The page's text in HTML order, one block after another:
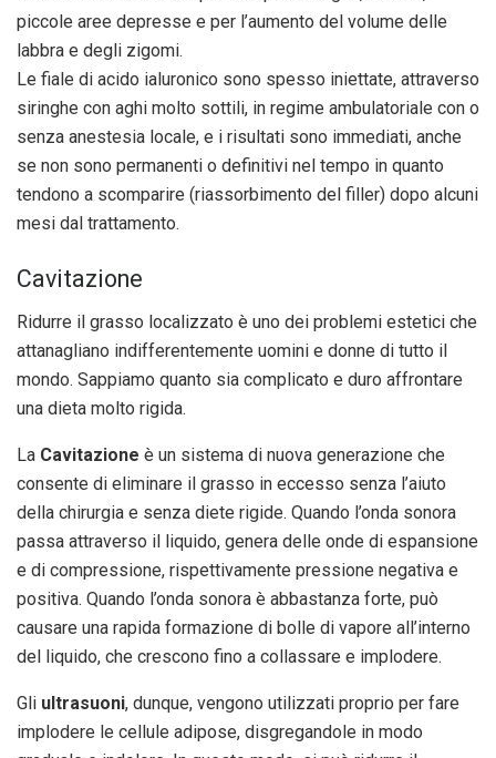
piccole aree depresse e per l’aumento del volume delle
labbra e degli zigomi.
Le fiale di acido ialuronico sono spesso iniettate, attraverso
siringhe con aghi molto sottili, in regime ambulatoriale con o
senza anestesia locale, e i risultati sono immediati, anche
se non sono permanenti o definitivi nel tempo in quanto
tendono a scomparire (riassorbimento del filler) dopo alcuni
mesi dal trattamento.
Cavitazione
Ridurre il grasso localizzato è uno dei problemi estetici che
attanagliano indifferentemente uomini e donne di tutto il
mondo. Sappiamo quanto sia complicato e duro affrontare
una dieta molto rigida.
La Cavitazione è un sistema di nuova generazione che
consente di eliminare il grasso in eccesso senza l’aiuto
della chirurgia e senza diete rigide. Quando l’onda sonora
passa attraverso il liquido, genera delle onde di espansione
e di compressione, rispettivamente pressione negativa e
positiva. Quando l’onda sonora è abbastanza forte, può
causare una rapida formazione di bolle di vapore all’interno
del liquido, che crescono fino a collassare e implodere.
Gli ultrasuoni, dunque, vengono utilizzati proprio per fare
implodere le cellule adipose, disgregandole in modo